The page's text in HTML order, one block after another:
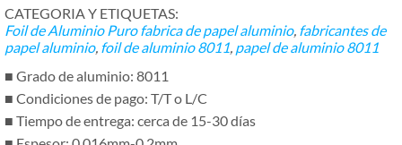
CATEGORIA Y ETIQUETAS:
Foil de Aluminio Puro fabrica de papel aluminio, fabricantes de
papel aluminio, foil de aluminio 8011, papel de aluminio 8011
■ Grado de aluminio: 8011
■ Condiciones de pago: T/T o L/C
■ Tiempo de entrega: cerca de 15-30 días